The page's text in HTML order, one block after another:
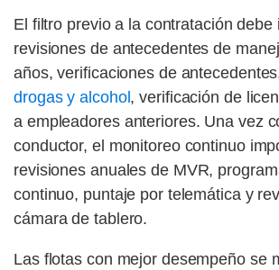
El filtro previo a la contratación debe
revisiones de antecedentes de
años, verificaciones de
drogas y alcohol , verificación de
a empleadores anteriores. Una vez
conductor, el monitoreo continuo
revisiones anuales de MVR,
continuo, puntaje por telemática y
cámara de tablero.
Las flotas con mejor desempeño se